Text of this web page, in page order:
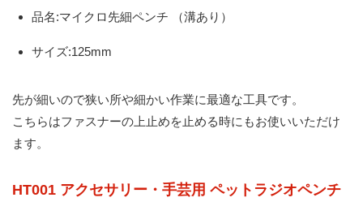
品名:マイクロ先細ペンチ （溝あり）
サイズ:125mm
先が細いので狭い所や細かい作業に最適な工具です。
こちらはファスナーの上止めを止める時にもお使いいただけ
ます。
HT001 アクセサリー・手芸用 ペットラジオペンチ